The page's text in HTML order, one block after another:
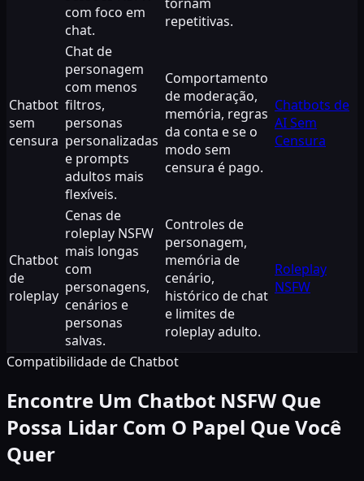
com foco em
chat.
repetitivas.
Chatbot
sem
censura
Chat de
personagem
com menos
filtros,
personas
personalizadas
e prompts
adultos mais
flexíveis.
Comportamento
de moderação,
memória, regras
da conta e se o
modo sem
censura é pago.
Chatbots de
AI Sem
Censura
Chatbot
de
roleplay
Cenas de
roleplay NSFW
mais longas
com
personagens,
cenários e
personas
salvas.
Controles de
personagem,
memória de
cenário,
histórico de chat
e limites de
roleplay adulto.
Roleplay
NSFW
Compatibilidade de Chatbot
Encontre Um Chatbot NSFW Que
Possa Lidar Com O Papel Que Você
Quer